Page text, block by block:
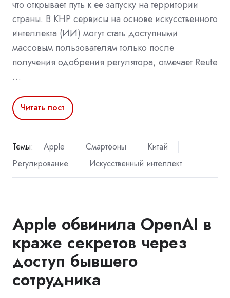
что открывает путь к ее запуску на территории
страны. В КНР сервисы на основе искусственного
интеллекта (ИИ) могут стать доступными
массовым пользователям только после
получения одобрения регулятора, отмечает Reute
…
Читать пост
Темы: Apple Смартфоны
Китай
Регулирование
Искусственный интеллект
Apple обвинила OpenAI в
краже секретов через
доступ бывшего
сотрудника